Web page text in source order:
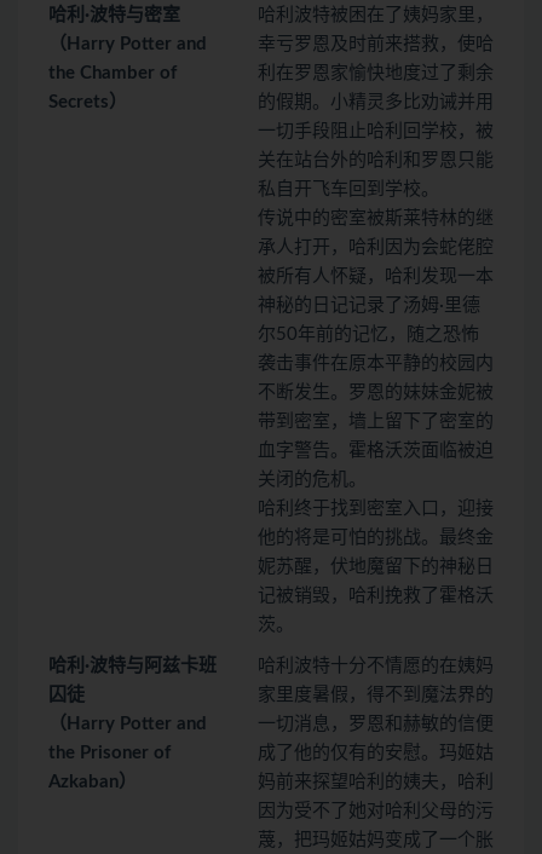
哈利·波特与密室
（Harry Potter and
the Chamber of
Secrets）
哈利波特被困在了姨妈家里，
幸亏罗恩及时前来搭救，使哈
利在罗恩家愉快地度过了剩余
的假期。小精灵多比劝诫并用
一切手段阻止哈利回学校，被
关在站台外的哈利和罗恩只能
私自开飞车回到学校。
传说中的密室被斯莱特林的继
承人打开，哈利因为会蛇佬腔
被所有人怀疑，哈利发现一本
神秘的日记记录了汤姆·里德
尔50年前的记忆，随之恐怖
袭击事件在原本平静的校园内
不断发生。罗恩的妹妹金妮被
带到密室，墙上留下了密室的
血字警告。霍格沃茨面临被迫
关闭的危机。
哈利终于找到密室入口，迎接
他的将是可怕的挑战。最终金
妮苏醒，伏地魔留下的神秘日
记被销毁，哈利挽救了霍格沃
茨。
哈利·波特与阿兹卡班
囚徒
（Harry Potter and
the Prisoner of
Azkaban）
哈利波特十分不情愿的在姨妈
家里度暑假，得不到魔法界的
一切消息，罗恩和赫敏的信便
成了他的仅有的安慰。玛姬姑
妈前来探望哈利的姨夫，哈利
因为受不了她对哈利父母的污
蔑，把玛姬姑妈变成了一个胀